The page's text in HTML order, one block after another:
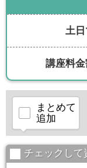
土
講座料
まとめて
追加
チェックして